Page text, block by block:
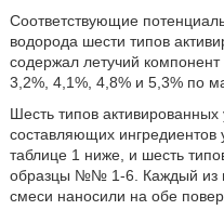
Соответствующие
водорода шести типов
содержал летучий
3,2%, 4,1%, 4,8% и 5,3% по
Шесть типов активированных
составляющих ингредиентов
таблице 1 ниже, и шесть
образцы №№ 1-6. Каждый из
смеси наносили на обе